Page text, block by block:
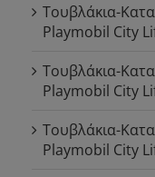
Τουβλάκια-
Playmobil City
Τουβλάκια-
Playmobil City
Τουβλάκια-
Playmobil City